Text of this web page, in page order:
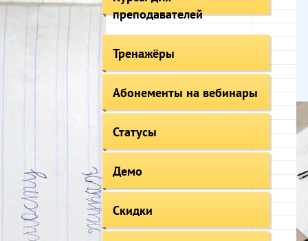
преподавателей
Тренажёры
Абонементы на вебинары
Статусы
Демо
Скидки